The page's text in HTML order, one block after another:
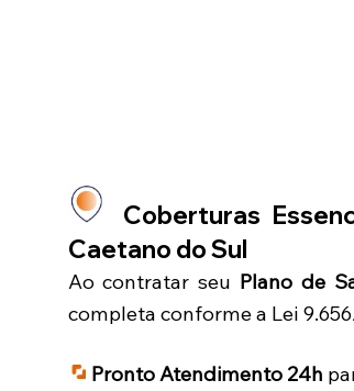
Coberturas
Caetano do Sul
Ao contratar seu Plano de
completa conforme a Lei
Pronto Atendimento 24h